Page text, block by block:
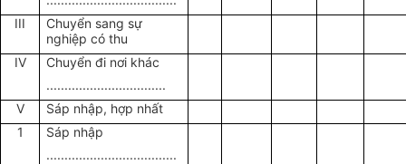
III
Chuyển sang sự
nghiệp có thu
IV
Chuyển đi nơi khác
.................................
V
Sáp nhập, hợp nhất
1
Sáp nhập
....................................